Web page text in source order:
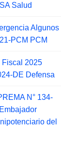
Salud
Algunos
PCM PCM
Fiscal 2025
DE Defensa
N° 134-
del